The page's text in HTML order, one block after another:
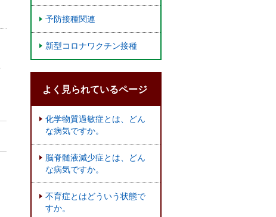
予防接種関連
新型コロナワクチン接種
よく見られているページ
化学物質過敏症とは、どん
な病気ですか。
脳脊髄液減少症とは、どん
な病気ですか。
不育症とはどういう状態で
すか。